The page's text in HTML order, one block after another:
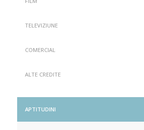
TELEVIZIUNE
COMERCIAL
ALTE CREDITE
APTITUDINI